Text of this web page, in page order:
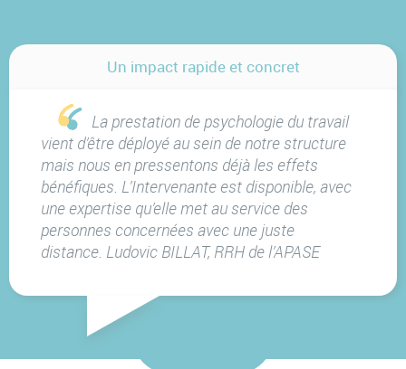
Un impact rapide et concret
La prestation de psychologie du travail
vient d’être déployé au sein de notre structure
mais nous en pressentons déjà les effets
bénéfiques. L’Intervenante est disponible, avec
une expertise qu’elle met au service des
personnes concernées avec une juste
distance. Ludovic BILLAT, RRH de l’APASE